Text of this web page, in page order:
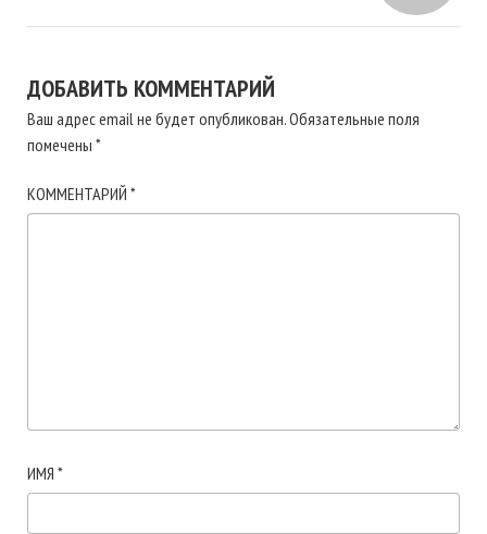
ДОБАВИТЬ КОММЕНТАРИЙ
Ваш адрес email не будет опубликован.Обязательные поля
помечены *
КОММЕНТАРИЙ *
ИМЯ *